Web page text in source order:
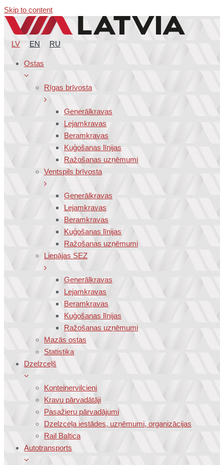
Skip to content
LV EN RU
Ostas
Rīgas brīvosta
Ģenerālkravas
Lejamkravas
Beramkravas
Kuģošanas līnijas
Ražošanas uzņēmumi
Ventspils brīvosta
Ģenerālkravas
Lejamkravas
Beramkravas
Kuģošanas līnijas
Ražošanas uzņēmumi
Liepājas SEZ
Ģenerālkravas
Lejamkravas
Beramkravas
Kuģošanas līnijas
Ražošanas uzņēmumi
Mazās ostas
Statistika
Dzelzceļš
Konteinervilcieni
Kravu pārvadātāji
Pasažieru pārvadājumi
Dzelzceļa iestādes, uzņēmumi, organizācijas
Rail Baltica
Autotransports